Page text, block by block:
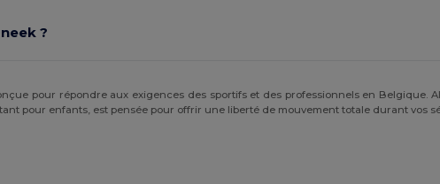
?
pour répondre aux exigences des sportifs et des professionnels en Belgique.
pour enfants, est pensée pour offrir une liberté de mouvement totale durant vos